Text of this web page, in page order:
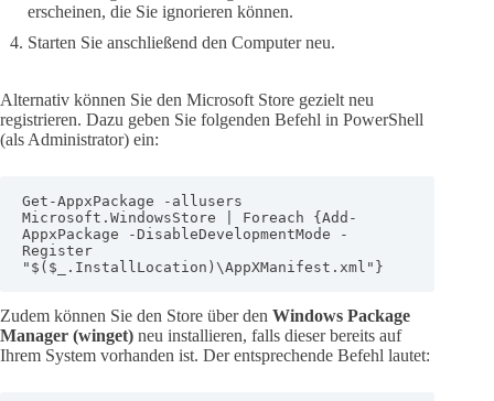
erscheinen, die Sie ignorieren können.
Starten Sie anschließend den Computer neu.
Alternativ können Sie den Microsoft Store gezielt neu
registrieren. Dazu geben Sie folgenden Befehl in PowerShell
(als Administrator) ein:
Get-AppxPackage -allusers
Microsoft.WindowsStore | Foreach {Add-
AppxPackage -DisableDevelopmentMode -
Register
"$($_.InstallLocation)\AppXManifest.xml"}
Zudem können Sie den Store über den Windows Package
Manager (winget) neu installieren, falls dieser bereits auf
Ihrem System vorhanden ist. Der entsprechende Befehl lautet: